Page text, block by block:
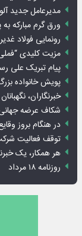
مدیرعامل جدید
ورق گرم مبارکه
رونمایی فولاد
مزیت کلیدی “فملی”
پیام تبریک علی رسولیان،
پویش خانواده
خبرنگاران،
شکاف عرضه جهانی مس تا ۲۰۳۵
در هنگام بروز
توقف فعالیت
هر همکار، یک
روزنامه ۱۸ مرداد